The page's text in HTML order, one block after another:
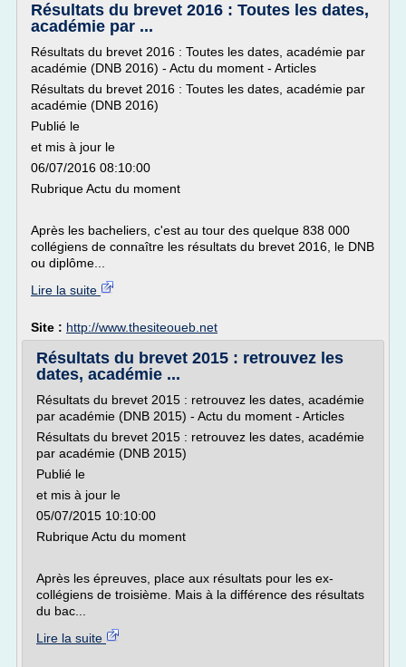
Résultats du brevet 2016 : Toutes les dates,
académie par ...
Résultats du brevet 2016 : Toutes les dates, académie par
académie (DNB 2016) - Actu du moment - Articles
Résultats du brevet 2016 : Toutes les dates, académie par
académie (DNB 2016)
Publié le
et mis à jour le
06/07/2016 08:10:00
Rubrique Actu du moment
Après les bacheliers, c'est au tour des quelque 838 000
collégiens de connaître les résultats du brevet 2016, le DNB
ou diplôme...
Lire la suite
Site : http://www.thesiteoueb.net
Résultats du brevet 2015 : retrouvez les
dates, académie ...
Résultats du brevet 2015 : retrouvez les dates, académie
par académie (DNB 2015) - Actu du moment - Articles
Résultats du brevet 2015 : retrouvez les dates, académie
par académie (DNB 2015)
Publié le
et mis à jour le
05/07/2015 10:10:00
Rubrique Actu du moment
Après les épreuves, place aux résultats pour les ex-
collégiens de troisième. Mais à la différence des résultats
du bac...
Lire la suite